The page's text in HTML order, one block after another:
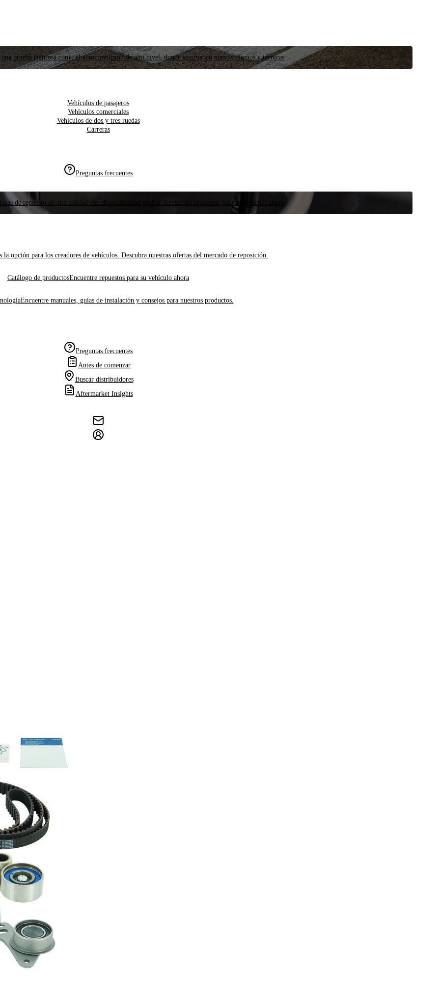
prueba rigurosa como el automovilismo de alto nivel, donde se prueban nuevos diseños y técnicas
Vehículos de pasajeros
Vehículos comerciales
Vehículos de dos y tres ruedas
Carreras
Preguntas frecuentes
de repuesto de alta calidad con disponibilidad global. Encuentre repuestos para su vehículo ahora
la opción para los creadores de vehículos. Descubra nuestras ofertas del mercado de reposición.
Catálogo de productosEncuentre repuestos para su vehículo ahora
Encuentre manuales, guías de instalación y consejos para nuestros productos.
Preguntas frecuentes
Antes de comenzar
Buscar distribuidores
Aftermarket Insights